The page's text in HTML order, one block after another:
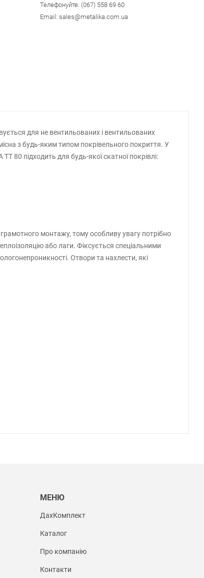
Телефонуйте: (067) 558 69 60
Email: sales@metalika.com.ua
для не вентильованих і вентильованих
з будь-яким типом покрівельного покриття. У
80 підходить для будь-якої скатної покрівлі:
грамотного монтажу, тому особливу увагу потрібно
або лаги. Фіксується спеціальними
Отвори та нахлести, які
МЕНЮ
ДахКомплект
Каталог
Про компанію
Контакти